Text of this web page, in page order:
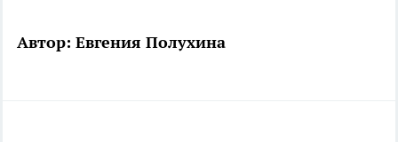
Автор: Евгения Полухина